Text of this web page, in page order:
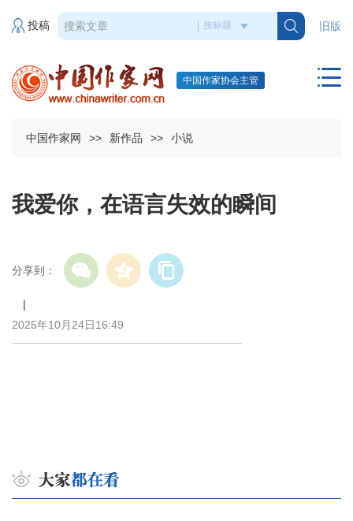
旧版
投稿
中国作家协会主管
中国作家网 >> 新作品 >> 小说
我爱你，在语言失效的瞬间
分享到：
|
2025年10月24日16:49